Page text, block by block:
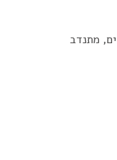
מתנדב